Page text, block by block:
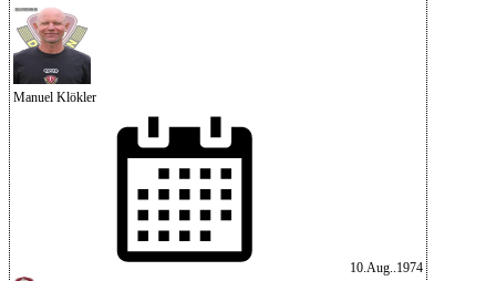
Manuel Klökler
10.Aug..1974